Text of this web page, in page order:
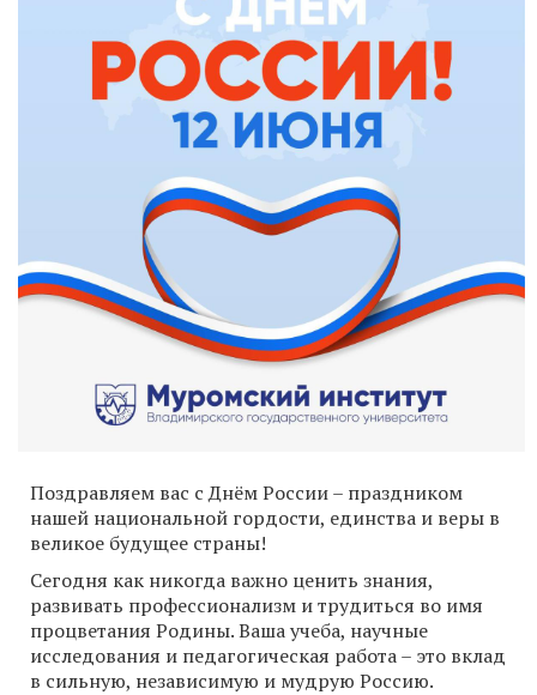
Поздравляем вас с Днём России – праздником
нашей национальной гордости, единства и веры в
великое будущее страны!
Сегодня как никогда важно ценить знания,
развивать профессионализм и трудиться во имя
процветания Родины. Ваша учеба, научные
исследования и педагогическая работа – это вклад
в сильную, независимую и мудрую Россию.